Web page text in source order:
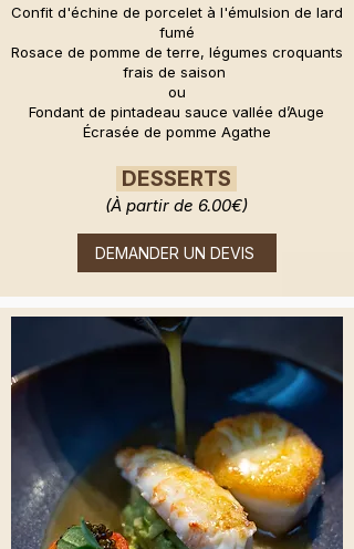
Confit d'échine de porcelet à l'émulsion de lard
fumé
Rosace de pomme de terre, légumes croquants
frais de saison
ou
Fondant de pintadeau sauce vallée d’Auge
Écrasée de pomme Agathe
DESSERTS
(À partir de 6.00€)
DEMANDER UN DEVIS